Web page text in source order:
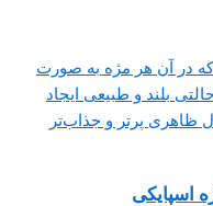
اسپایکی